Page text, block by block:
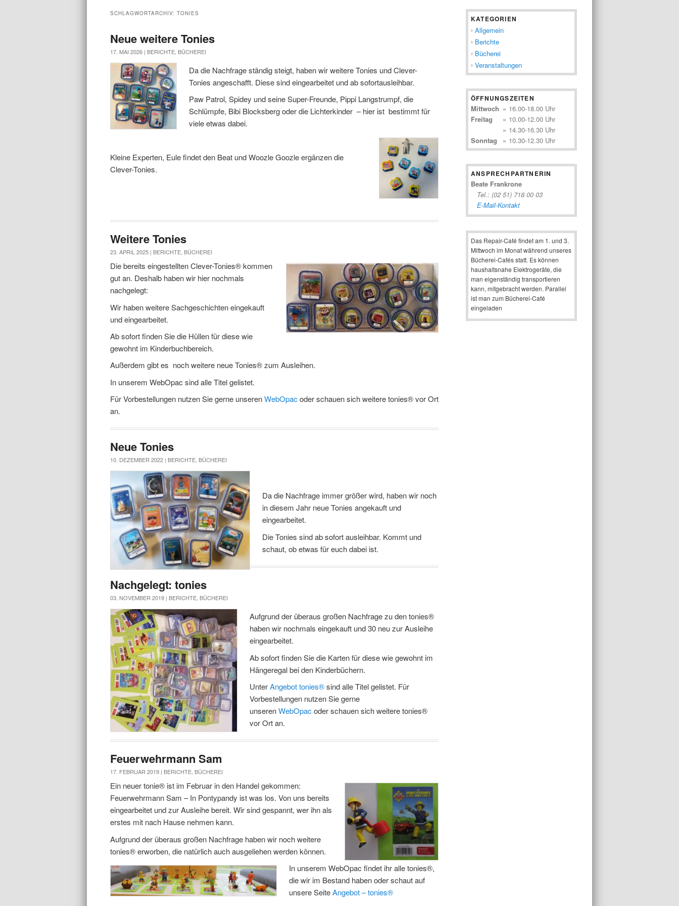
SCHLAGWORTARCHIV: TONIES
Neue weitere Tonies
17. MAI 2026 | BERICHTE BÜCHEREI
Da die Nachfrage ständig steigt, haben wir weitere Tonies und Clever-
Tonies angeschafft. Diese sind eingearbeitet und ab sofortausleihbar.
Paw Patrol, Spidey und seine Super-Freunde, Pippi Langstrumpf, die
Schlümpfe, Bibi Blocksberg oder die Lichterkinder – hier ist bestimmt für
viele etwas dabei.
Kleine Experten, Eule findet den Beat und Woozle Goozle ergänzen die
Clever-Tonies.
Weitere Tonies
23. APRIL 2025 | BERICHTE BÜCHEREI
Die bereits eingestellten Clever-Tonies® kommen
gut an. Deshalb haben wir hier nochmals
nachgelegt:
Wir haben weitere Sachgeschichten eingekauft
und eingearbeitet.
Ab sofort finden Sie die Hüllen für diese wie
gewohnt im Kinderbuchbereich.
Außerdem gibt es noch weitere neue Tonies® zum Ausleihen.
In unserem WebOpac sind alle Titel gelistet.
Für Vorbestellungen nutzen Sie gerne unserenWebOpac oder schauen sich weitere tonies® vor Ort
an.
Neue Tonies
10. DEZEMBER 2022 | BERICHTE, BÜCHEREI
Da die Nachfrage immer größer wird, haben wir noch
in diesem Jahr neue Tonies angekauft und
eingearbeitet.
Die Tonies sind ab sofort ausleihbar. Kommt und
schaut, ob etwas für euch dabei ist.
Nachgelegt: tonies
03. NOVEMBER 2019 | BERICHTE BÜCHEREI
Aufgrund der überaus großen Nachfrage zu den tonies®
haben wir nochmals eingekauft und 30 neu zur Ausleihe
eingearbeitet.
Ab sofort finden Sie die Karten für diese wie gewohnt im
Hängeregal bei den Kinderbüchern.
UnterAngebot tonies®sind alle Titel gelistet. Für
Vorbestellungen nutzen Sie gerne
unserenWebOpac oder schauen sich weitere tonies®
vor Ort an.
Feuerwehrmann Sam
17. FEBRUAR 2019 | BERICHTE, BÜCHEREI
Ein neuer tonie® ist im Februar in den Handel gekommen:
Feuerwehrmann Sam – In Pontypandy ist was los. Von uns bereits
eingearbeitet und zur Ausleihe bereit. Wir sind gespannt, wer ihn als
erstes mit nach Hause nehmen kann.
Aufgrund der überaus großen Nachfrage haben wir noch weitere
tonies® erworben, die natürlich auch ausgeliehen werden können.
In unserem WebOpac findet ihr alle tonies®,
die wir im Bestand haben oder schaut auf
unsere SeiteAngebot – tonies®
KATEGORIEN
Allgemein
Berichte
Bücherei
Veranstaltungen
ÖFFNUNGSZEITEN
Mittwoch » 16.00-18.00 Uhr
Freitag
» 10.00-12.00 Uhr
» 14.30-16.30 Uhr
Sonntag
» 10.30-12.30 Uhr
ANSPRECHPARTNERIN
Beate Frankrone
Tel.: (02 51) 718 00 03
E-Mail-Kontakt
Das Repair-Café findet am 1. und 3.
Mittwoch im Monat während unseres
Bücherei-Cafés statt. Es können
haushaltsnahe Elektrogeräte, die
man eigenständig transportieren
kann, mitgebracht werden. Parallel
ist man zum Bücherei-Café
eingeladen